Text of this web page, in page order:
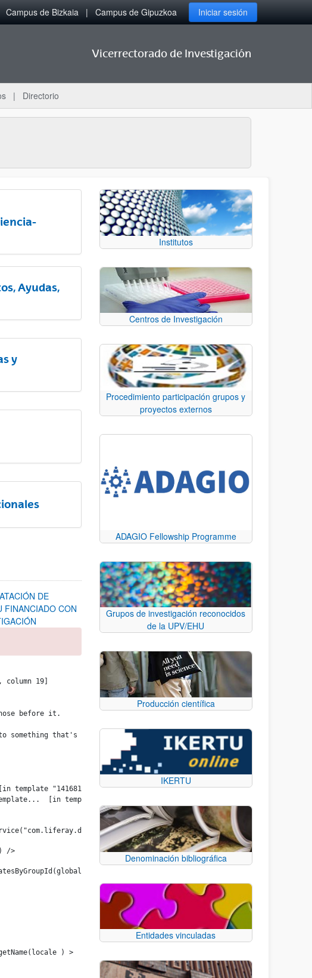
Campus de Bizkaia Campus de Gipuzkoa Iniciar sesión
Vicerrectorado de Investigación
Directorio
Ayudas,
y
DE
FINANCIADO CON
19]
before it.
that's sometimes null or missing, either specify a default value
/>
>
) >
Institutos
Centros de Investigación
Procedimiento participación grupos y
proyectos externos
ADAGIO Fellowship Programme
Grupos de investigación reconocidos
de la UPV/EHU
Producción científica
IKERTU
Denominación bibliográfica
Entidades vinculadas